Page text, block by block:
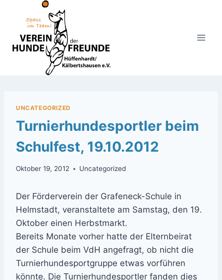
springen
UNCATEGORIZED
Turnierhundesportler beim
Schulfest, 19.10.2012
Oktober 19, 2012 Uncategorized
Der Förderverein der Grafeneck-Schule in
Helmstadt, veranstaltete am Samstag, den 19.
Oktober einen Herbstmarkt.
Bereits Monate vorher hatte der Elternbeirat
der Schule beim VdH angefragt, ob nicht die
Turnierhundesportgruppe etwas vorführen
könnte. Die Turnierhundesportler fanden dies